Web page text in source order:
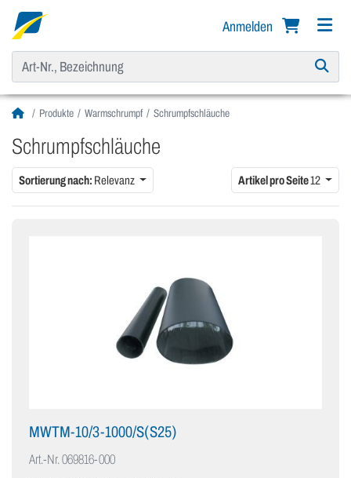
Anmelden
Produkte Warmschrumpf Schrumpfschläuche
Schrumpfschläuche
Sortierung nach: Relevanz Artikel pro Seite12
MWTM-10/3-1000/S(S25)
Art.-Nr.069816-000